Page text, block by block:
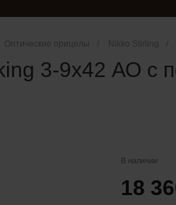
Оптические прицелы Nikko Stirling
3-9х42 АО с
В наличии
18